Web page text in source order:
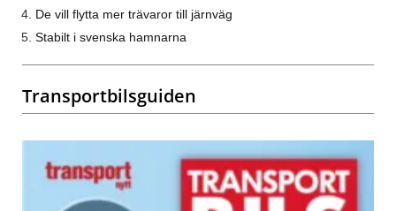
De vill flytta mer trävaror till järnväg
Stabilt i svenska hamnarna
Transportbilsguiden